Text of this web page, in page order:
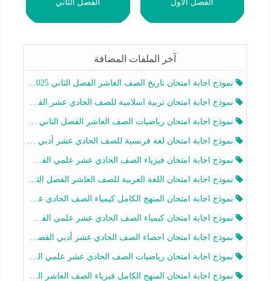
الفصل الأول الفصل الثاني
آخر الملفات المضافة
نموذج اجابة امتحان تاريخ الصف العاشر الفصل الثاني 2025-2026
نموذج اجابة امتحان تربية اسلامية للصف الحادي عشر الفصل الثاني 2025-2026
نموذج اجابة امتحان رياضيات الصف العاشر الفصل الثاني 2025-2026
نموذج اجابة امتحان لغة فرنسية للصف الحادي عشر أدبي الفصل الثاني 2025-2026
نموذج اجابة امتحان فيزياء الصف الحادي عشر علمي الفصل الثاني 2025-2026
نموذج اجابة امتحان اللغة العربية للصف العاشر الفصل الثاني 2025-2026
نموذج اجابة امتحان المنهج الكامل كيمياء الصف الحادي عشر علمي الفصل الثاني 2025-2026
نموذج اجابة امتحان كيمياء الصف الحادي عشر علمي الفصل الثاني 2025-2026
نموذج اجابة امتحان احصاء الصف الحادي عشر أدبي الفصل الثاني 2025-2026
نموذج اجابة امتحان رياضيات الصف الحادي عشر علمي الفصل الثاني 2025-2026
نموذج اجابة امتحان المنهج الكامل فيزياء الصف العاشر الفصل الثاني 2025-2026